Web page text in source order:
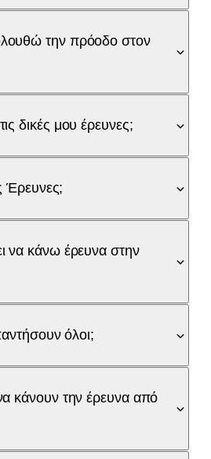
την πρόοδο στον
δικές μου έρευνες;
Έρευνες;
να κάνω έρευνα στην
όλοι;
κάνουν την έρευνα από